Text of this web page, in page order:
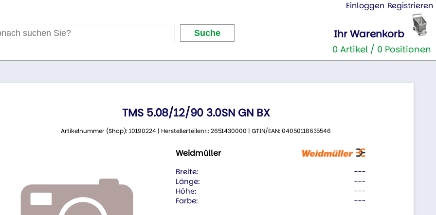
Einloggen Registrieren
Ihr Warenkorb
0 Artikel / 0 Positionen
TMS 5.08/12/90 3.0SN GN BX
Artikelnummer (Shop): 10190224 | Herstellerteilenr.: 2651430000 | GTIN/EAN: 04050118635546
Weidmüller
Breite:
---
Länge:
---
Höhe:
---
Farbe:
---